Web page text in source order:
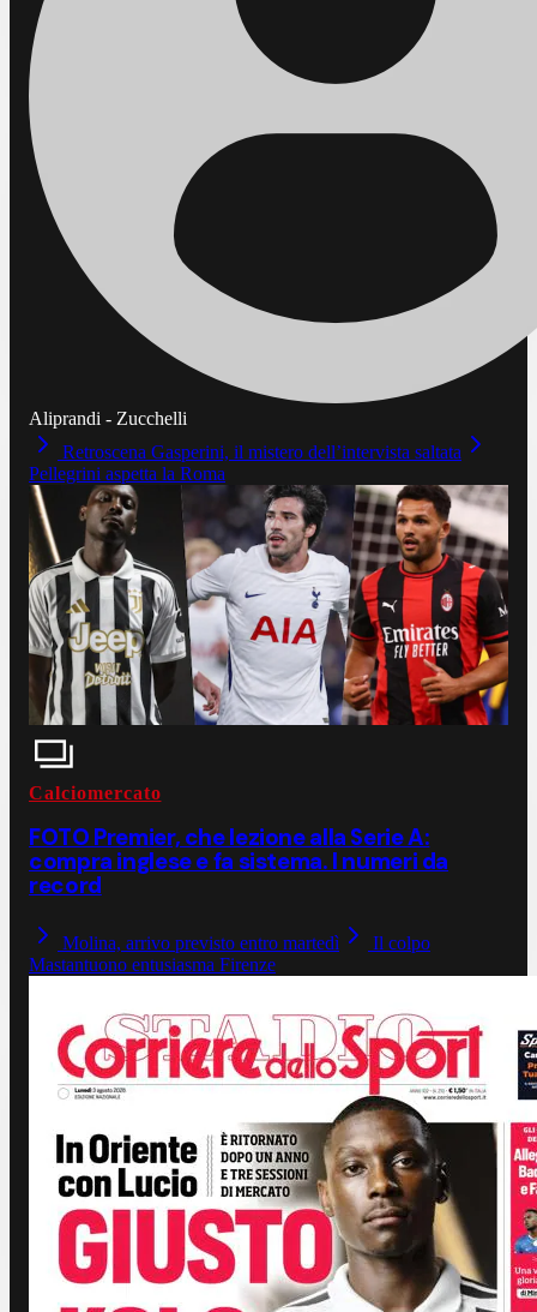
Aliprandi - Zucchelli
Retroscena Gasperini, il mistero dell’intervista saltata
Pellegrini aspetta la Roma
Calciomercato
FOTO Premier, che lezione alla Serie A:
compra inglese e fa sistema. I numeri da
record
Molina, arrivo previsto entro martedì
Il colpo
Mastantuono entusiasma Firenze